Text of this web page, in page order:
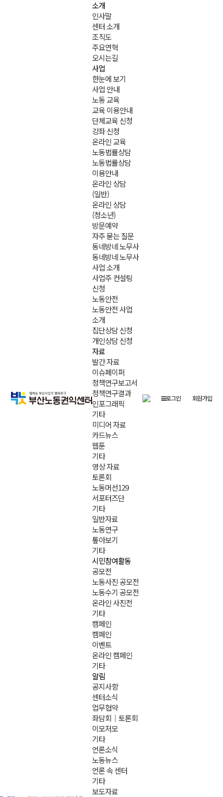
소개
인사말
센터 소개
조직도
주요연혁
오시는길
사업
한눈에 보기
사업 안내
노동 교육
교육 이용안내
단체교육 신청
강좌 신청
온라인 교육
노동법률상담
노동법률상담
이용안내
온라인 상담
(일반)
온라인 상담
(청소년)
방문예약
자주 묻는 질문
동네방네 노무사
동네방네 노무사
사업 소개
사업주 컨설팅
신청
노동안전
노동안전 사업
소개
집단상담 신청
개인상담 신청
자료
발간 자료
이슈페이퍼
정책연구보고서
정책연구결과
인포그래픽
기타
미디어 자료
카드뉴스
웹툰
기타
영상 자료
토론회
노동머선129
서포터즈단
기타
일반자료
노동연구
톺아보기
기타
시민참여활동
공모전
노동사진 공모전
노동수기 공모전
온라인 사진전
기타
캠페인
캠페인
이벤트
온라인 캠페인
기타
알림
공지사항
센터소식
업무협약
좌담회｜토론회
이모저모
기타
언론소식
노동뉴스
언론 속 센터
기타
보도자료
로그인 회원가입